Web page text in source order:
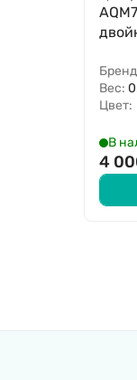
Вес:
Цвет:
В
4